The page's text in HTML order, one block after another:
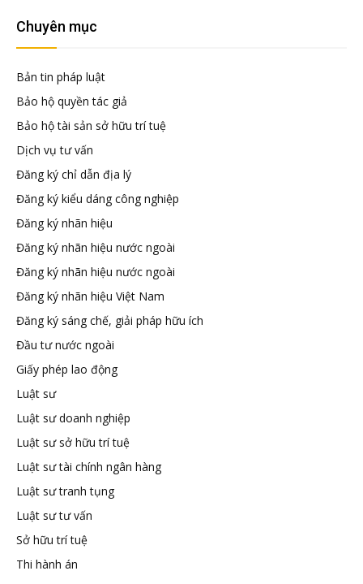
hữu
tuệ
Chuyên mục
Bản tin pháp luật
Bảo hộ quyền tác giả
Bảo hộ tài sản sở hữu trí tuệ
Dịch vụ tư vấn
Đăng ký chỉ dẫn địa lý
Đăng ký kiểu dáng công nghiệp
Đăng ký nhãn hiệu
Đăng ký nhãn hiệu nước ngoài
Đăng ký nhãn hiệu nước ngoài
Đăng ký nhãn hiệu Việt Nam
Đăng ký sáng chế, giải pháp hữu ích
Đầu tư nước ngoài
Giấy phép lao động
Luật sư
Luật sư doanh nghiệp
Luật sư sở hữu trí tuệ
Luật sư tài chính ngân hàng
Luật sư tranh tụng
Luật sư tư vấn
Sở hữu trí tuệ
Thi hành án